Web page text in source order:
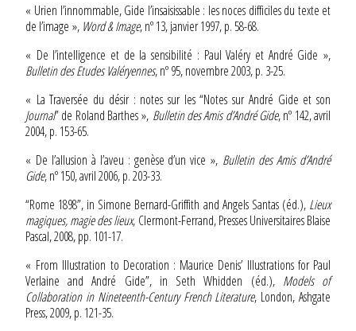
« Urien l’innommable, Gide l’insaisissable : les noces difficiles du texte et
de l’image », Word & Image, nº 13, janvier 1997, p. 58-68.
« De l’intelligence et de la sensibilité : Paul Valéry et André Gide »,
Bulletin des Etudes Valéryennes, nº 95, novembre 2003, p. 3-25.
« La Traversée du désir : notes sur les “Notes sur André Gide et son
Journal” de Roland Barthes », Bulletin des Amis d’André Gide, nº 142, avril
2004, p. 153-65.
« De l’allusion à l’aveu : genèse d’un vice », Bulletin des Amis d’André
Gide, nº 150, avril 2006, p. 203-33.
“Rome 1898”, in Simone Bernard-Griffith and Angels Santas (éd.), Lieux
magiques, magie des lieux, Clermont-Ferrand, Presses Universitaires Blaise
Pascal, 2008, pp. 101-17.
« From Illustration to Decoration : Maurice Denis’ Illustrations for Paul
Verlaine and André Gide”, in Seth Whidden (éd.), Models of
Collaboration in Nineteenth-Century French Literature, London, Ashgate
Press, 2009, p. 121-35.